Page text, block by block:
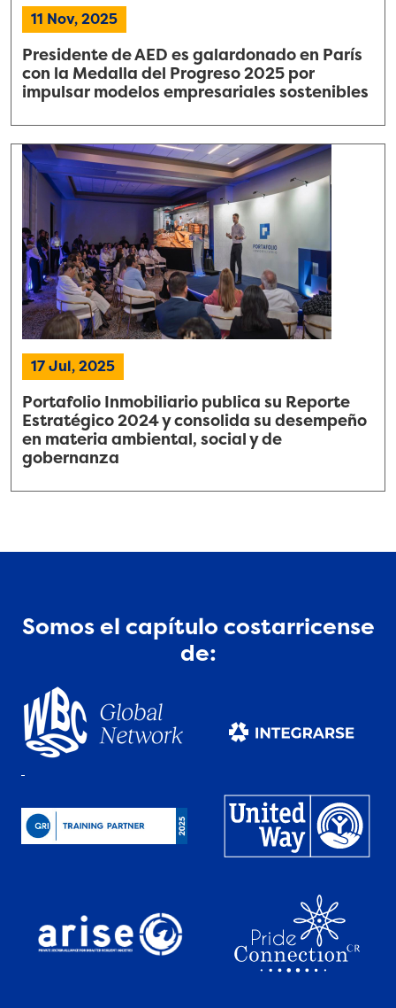
11 Nov, 2025
Presidente de AED es galardonado en París
con la Medalla del Progreso 2025 por
impulsar modelos empresariales sostenibles
17 Jul, 2025
Portafolio Inmobiliario publica su Reporte
Estratégico 2024 y consolida su desempeño
en materia ambiental, social y de
gobernanza
Somos el capítulo costarricense
de: